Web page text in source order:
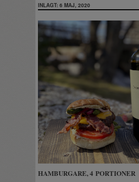
INLAGT: 6 MAJ, 2020
HAMBURGARE, 4 PORTIONER